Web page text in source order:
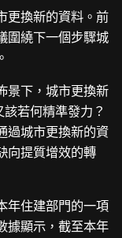
更換新的資料。前
圍繞下一個步驟城
景下，城市更換新
若何精準發力？
過城市更換新的資
向提質增效的轉
年住建部門的一項
據顯示，截至本年